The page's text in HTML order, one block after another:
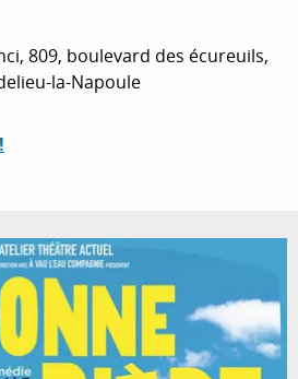
809, boulevard des écureuils,
la-Napoule